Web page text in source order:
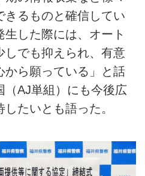
きるものと確信してい
した際には、オート
しでも抑えられ、有意
から願っている」と話
（AJ単組）にも今後広
たいとも語った。